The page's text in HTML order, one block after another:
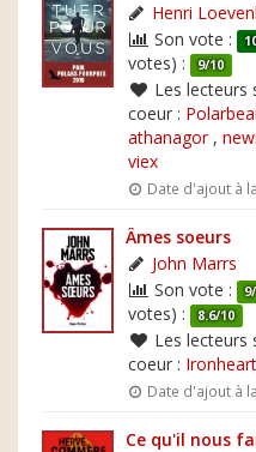
Henri
Son vote :
votes) :
9/10
Les lecteurs
coeur :
athanagor,
viex
Date d'ajout à
Âmes soeurs
John Marrs
Son vote :
votes) :
8.6/10
Les lecteurs
coeur : Ironheart
Date d'ajout à
Ce qu'il nous